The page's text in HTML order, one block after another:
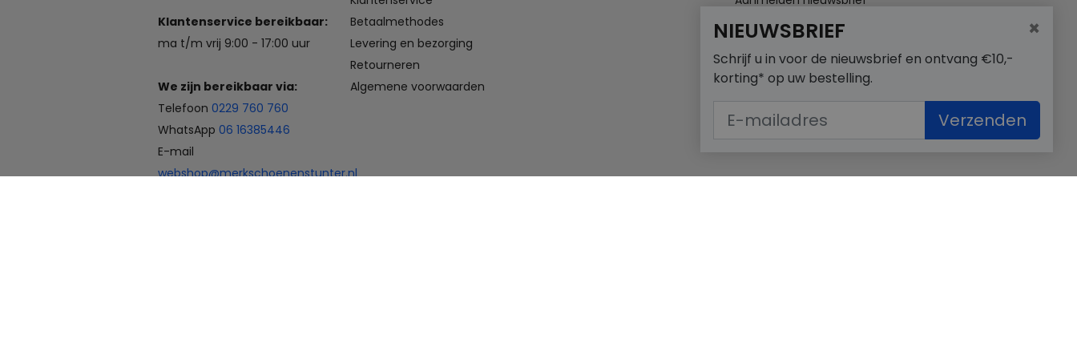
Klantenservice bereikbaar:
ma t/m vrij 9:00 - 17:00 uur
We zijn bereikbaar via:
Telefoon 0229 760 760
WhatsApp 06 16385446
E-mail
webshop@merkschoenenstunter.nl
Betaalmethodes
Levering en bezorging
Retourneren
Algemene voorwaarden
×
NIEUWSBRIEF
Schrijf u in voor de nieuwsbrief en ontvang €10,-
korting* op uw bestelling.
Verzenden